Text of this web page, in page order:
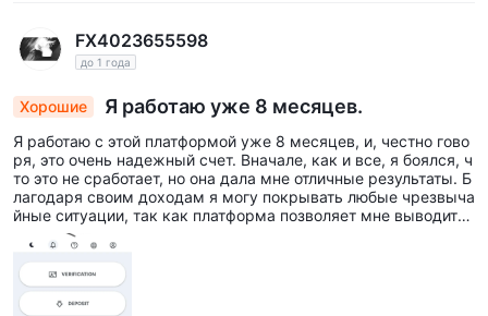
FX4023655598
до 1 года
Хорошие Я работаю уже 8 месяцев.
Я работаю с этой платформой уже 8 месяцев, и, честно гово
ря, это очень надежный счет. Вначале, как и все, я боялся, ч
то это не сработает, но она дала мне отличные результаты. Б
лагодаря своим доходам я могу покрывать любые чрезвыча
йные ситуации, так как платформа позволяет мне выводить
деньги в любой момент без проблем. Очень рекомендую это
т сайт, поверьте мне.